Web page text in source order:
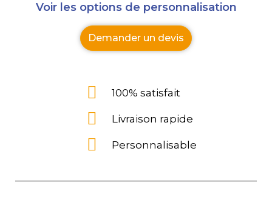
Voir les options de personnalisation
Demander un devis
100% satisfait
Livraison rapide
Personnalisable